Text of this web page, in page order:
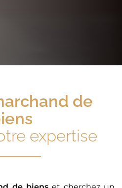
de
expertise